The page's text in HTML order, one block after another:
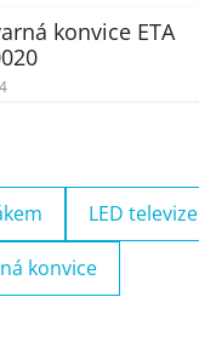
konvice ETA
LED televize
konvice